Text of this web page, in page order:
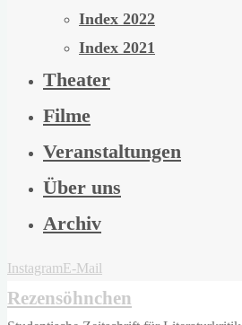
Index 2022
Index 2021
Theater
Filme
Veranstaltungen
Über uns
Archiv
InstagramE-Mail
Rezensöhnchen